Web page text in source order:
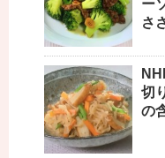
ー
さ
切
の